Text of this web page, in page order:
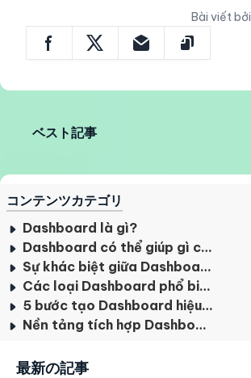
Bài viết bởi
ベスト記事
コンテンツカテゴリ
Dashboard là gì?
Dashboard có thể giúp gì cho doanh nghiệp?
Sự khác biệt giữa Dashboard và báo cáo truyền thống
Các loại Dashboard phổ biến
5 bước tạo Dashboard hiệu quả
Nền tảng tích hợp Dashboard trong thực tế
最新の記事